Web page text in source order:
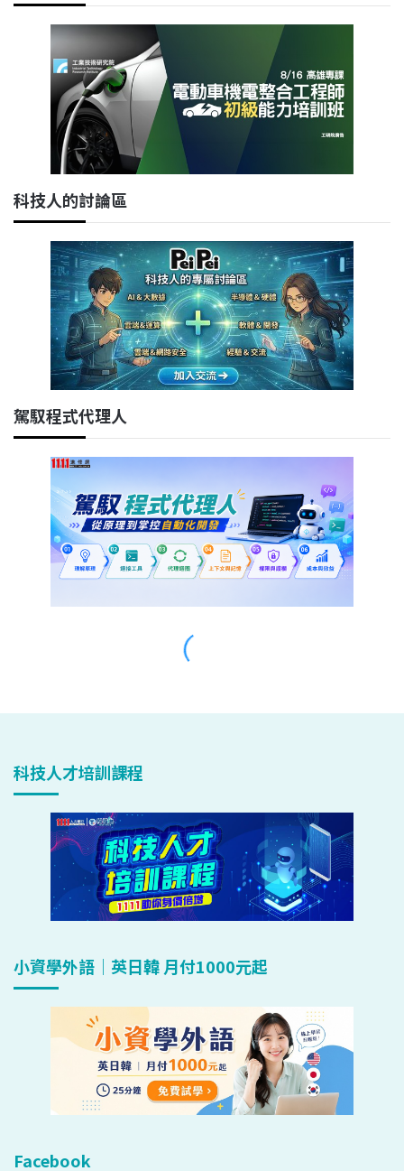
科技人才培訓課程
小資學外語｜英日韓 月付1000元起
Facebook